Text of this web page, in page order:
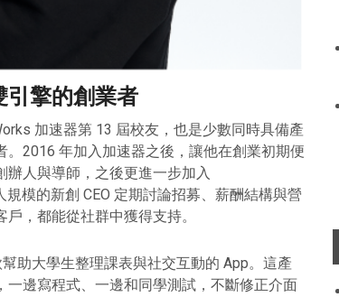
引擎的創業者
加速器第 13 屆校友，也是少數同時具備產
2016 年加入加速器之後，讓他在創業初期便
人與導師，之後更進一步加入
模的新創 CEO 定期討論招募、薪酬結構與營
，都能從社群中獲得支持。
助大學生整理課表與社交互動的 App。這產
邊寫程式、一邊和同學測試，不斷修正介面